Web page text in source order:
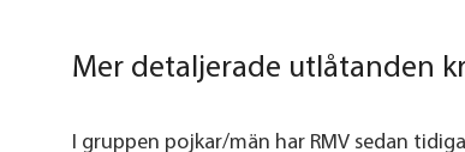
Mer detaljerade utlåtanden
I gruppen pojkar/män har RMV sedan